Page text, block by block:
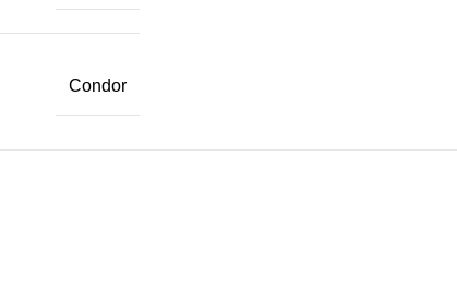
Condor